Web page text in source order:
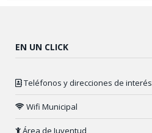
EN UN CLICK
Teléfonos y direcciones de interés
Wifi Municipal
Área de Juventud